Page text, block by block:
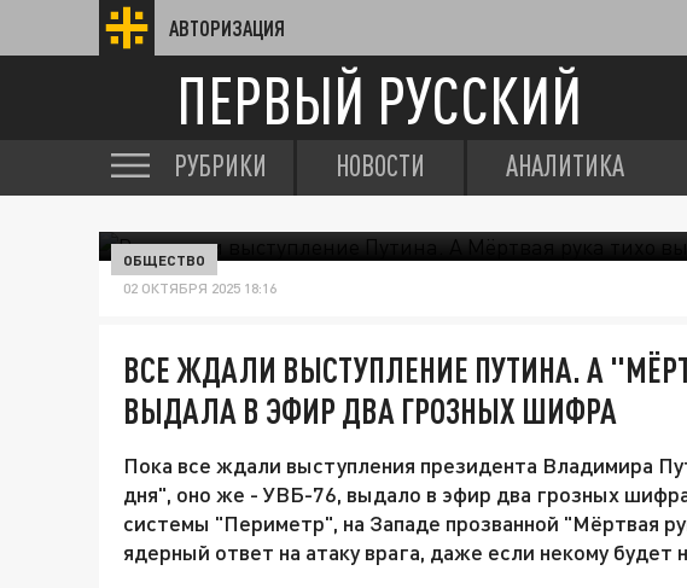
АВТОРИЗАЦИЯ
ПЕРВЫЙ РУССКИЙ
РУБРИКИ НОВОСТИ АНАЛИТИКА
ОБЩЕСТВО
02 ОКТЯБРЯ 2025 18:16
ВСЕ ЖДАЛИ ВЫСТУПЛЕНИЕ ПУТИНА. А
ВЫДАЛА В ЭФИР ДВА ГРОЗНЫХ ШИФРА
Пока все ждали выступления президента Владимира
дня", оно же - УВБ-76, выдало в эфир два грозных
системы "Периметр", на Западе прозванной "Мёртвая
ядерный ответ на атаку врага, даже если некому будет